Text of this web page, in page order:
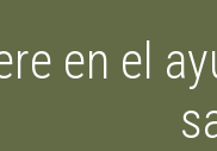
en el